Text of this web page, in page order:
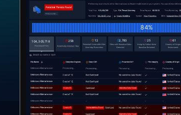
100%
123,456,789 305 14 3,294 29 72